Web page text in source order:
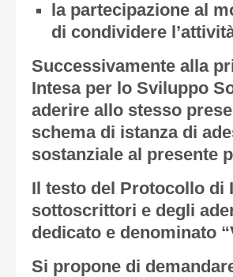
la partecipazione al
di condividere
Successivamente alla
Intesa per lo Sviluppo
aderire allo stesso
schema di istanza di
sostanziale al presente
Il testo del Protocollo di
sottoscrittori e degli
dedicato e denominato
Si propone di